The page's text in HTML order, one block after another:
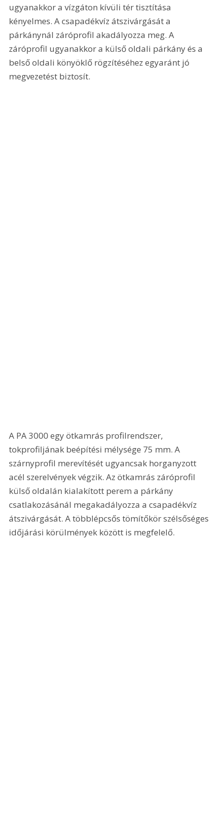
ugyanakkor a vízgáton kívüli tér tisztítása
kényelmes. A csapadékvíz átszivárgását a
párkánynál záróprofil akadályozza meg. A
záróprofil ugyanakkor a külső oldali párkány és a
belső oldali könyöklő rögzítéséhez egyaránt jó
megvezetést biztosít.
A PA 3000 egy ötkamrás profilrendszer,
tokprofiljának beépítési mélysége 75 mm. A
szárnyprofil merevítését ugyancsak horganyzott
acél szerelvények végzik. Az ötkamrás záróprofil
külső oldalán kialakított perem a párkány
csatlakozásánál megakadályozza a csapadékvíz
átszivárgását. A többlépcsős tömítőkör szélsőséges
időjárási körülmények között is megfelelő.